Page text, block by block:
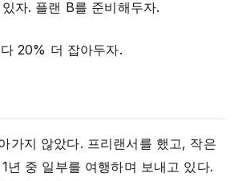
자. 플랜 B를 준비해두자.
20% 더 잡아두자.
가지 않았다. 프리랜서를 했고, 작은
년 중 일부를 여행하며 보내고 있다.